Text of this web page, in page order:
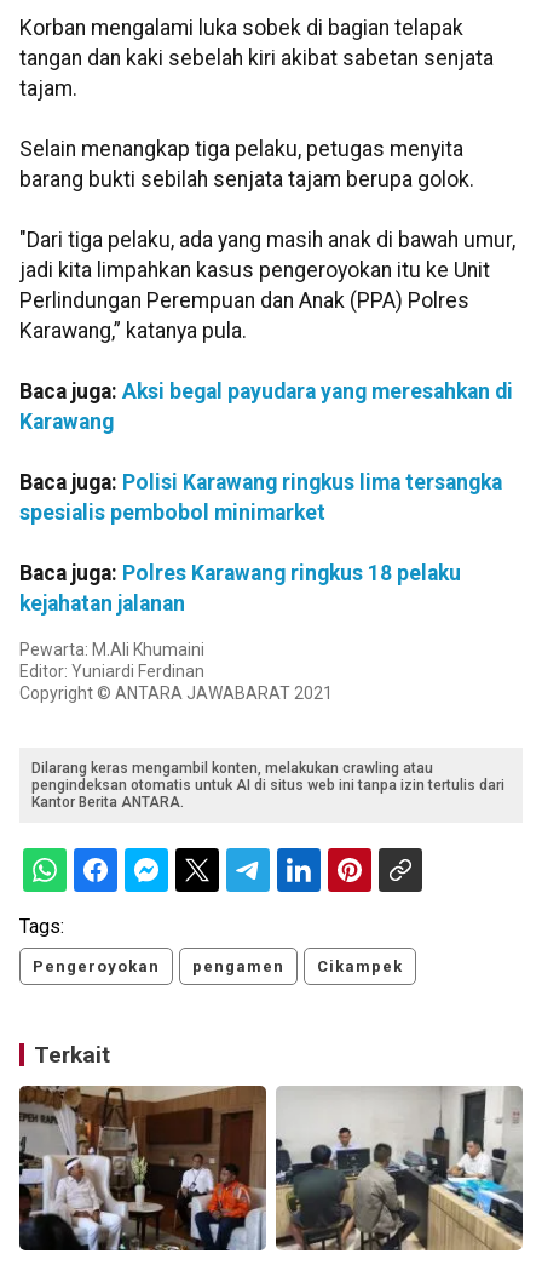
Korban mengalami luka sobek di bagian telapak
tangan dan kaki sebelah kiri akibat sabetan senjata
tajam.
Selain menangkap tiga pelaku, petugas menyita
barang bukti sebilah senjata tajam berupa golok.
"Dari tiga pelaku, ada yang masih anak di bawah umur,
jadi kita limpahkan kasus pengeroyokan itu ke Unit
Perlindungan Perempuan dan Anak (PPA) Polres
Karawang,” katanya pula.
Baca juga: Aksi begal payudara yang meresahkan di
Karawang
Baca juga: Polisi Karawang ringkus lima tersangka
spesialis pembobol minimarket
Baca juga: Polres Karawang ringkus 18 pelaku
kejahatan jalanan
Pewarta: M.Ali Khumaini
Editor: Yuniardi Ferdinan
Copyright © ANTARA JAWABARAT 2021
Dilarang keras mengambil konten, melakukan crawling atau
pengindeksan otomatis untuk AI di situs web ini tanpa izin tertulis dari
Kantor Berita ANTARA.
Tags:
Pengeroyokan pengamen Cikampek
Terkait